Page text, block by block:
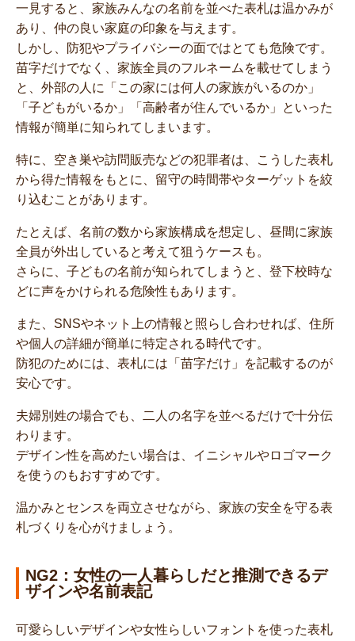
一見すると、家族みんなの名前を並べた表札は温かみが
あり、仲の良い家庭の印象を与えます。
しかし、防犯やプライバシーの面ではとても危険です。
苗字だけでなく、家族全員のフルネームを載せてしまう
と、外部の人に「この家には何人の家族がいるのか」
「子どもがいるか」「高齢者が住んでいるか」といった
情報が簡単に知られてしまいます。
特に、空き巣や訪問販売などの犯罪者は、こうした表札
から得た情報をもとに、留守の時間帯やターゲットを絞
り込むことがあります。
たとえば、名前の数から家族構成を想定し、昼間に家族
全員が外出していると考えて狙うケースも。
さらに、子どもの名前が知られてしまうと、登下校時な
どに声をかけられる危険性もあります。
また、SNSやネット上の情報と照らし合わせれば、住所
や個人の詳細が簡単に特定される時代です。
防犯のためには、表札には「苗字だけ」を記載するのが
安心です。
夫婦別姓の場合でも、二人の名字を並べるだけで十分伝
わります。
デザイン性を高めたい場合は、イニシャルやロゴマーク
を使うのもおすすめです。
温かみとセンスを両立させながら、家族の安全を守る表
札づくりを心がけましょう。
NG2：女性の一人暮らしだと推測できるデ
ザインや名前表記
可愛らしいデザインや女性らしいフォントを使った表札